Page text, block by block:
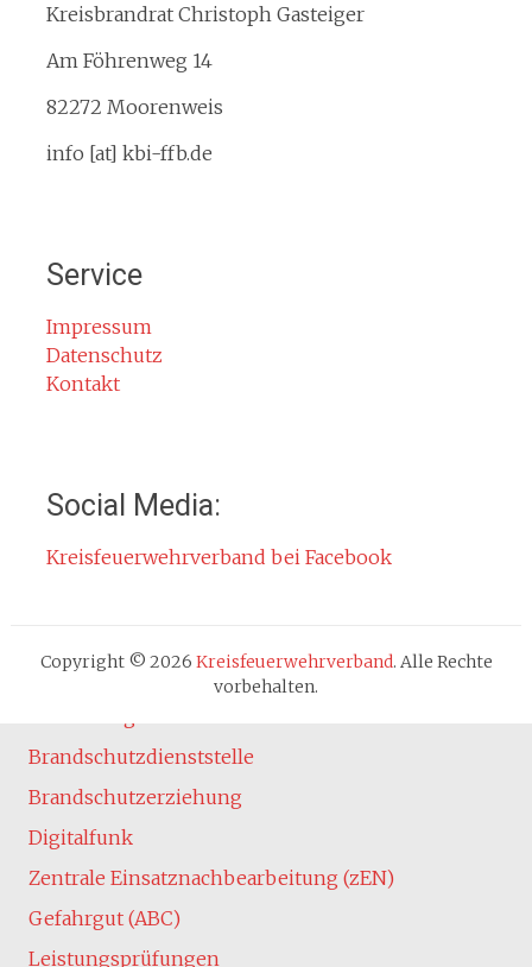
Kreisfeuerwehrverband
Kreisbrandinspektion
Service
Rauchmelder
Rettungsgasse
Gefahr durch Kohlenmonoxid
Cookie-Hinweis
Atemschutz
Brandschutzdienststelle
Brandschutzerziehung
Digitalfunk
Zentrale Einsatznachbearbeitung (zEN)
Gefahrgut (ABC)
Leistungsprüfungen
Kreisbrandrat Christoph Gasteiger
Am Föhrenweg 14
82272 Moorenweis
info [at] kbi-ffb.de
Service
Impressum
Datenschutz
Kontakt
Social Media:
Kreisfeuerwehrverband bei Facebook
Copyright © 2026 Kreisfeuerwehrverband. Alle Rechte
vorbehalten.